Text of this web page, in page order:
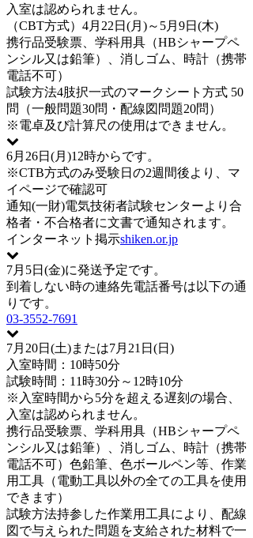
入室は認められません。
（CBT方式）4月22日(月)～5月9日(木)
携行品受験票、学科用具（HBシャープペ
ンシル又は鉛筆）、消しゴム、時計（携帯
電話不可）
試験方法4肢択一式のマークシート方式 50
問（一般問題30問・配線図問題20問）
※電卓及び計算尺の使用はできません。
6月26日(月)12時からです。
※CTB方式のみ受験日の2週間後より、マ
イページで確認可
通知(一財)電気技術者試験センターより合
格者・不合格者に文書で通知されます。
インターネット掲示shiken.or.jp
7月5日(金)に発送予定です。
到着しない時の連絡先電話番号は以下の通
りです。
03-3552-7691
7月20日(土)または7月21日(日)
入室時間：10時50分
試験時間：11時30分～12時10分
※入室時間から5分を超える遅刻の場合、
入室は認められません。
携行品受験票、学科用具（HBシャープペ
ンシル又は鉛筆）、消しゴム、時計（携帯
電話不可）色鉛筆、色ボールペン等、作業
用工具（電動工具以外の全ての工具を使用
できます）
試験方法持参した作業用工具により、配線
図で与えられた問題を支給された材料で一